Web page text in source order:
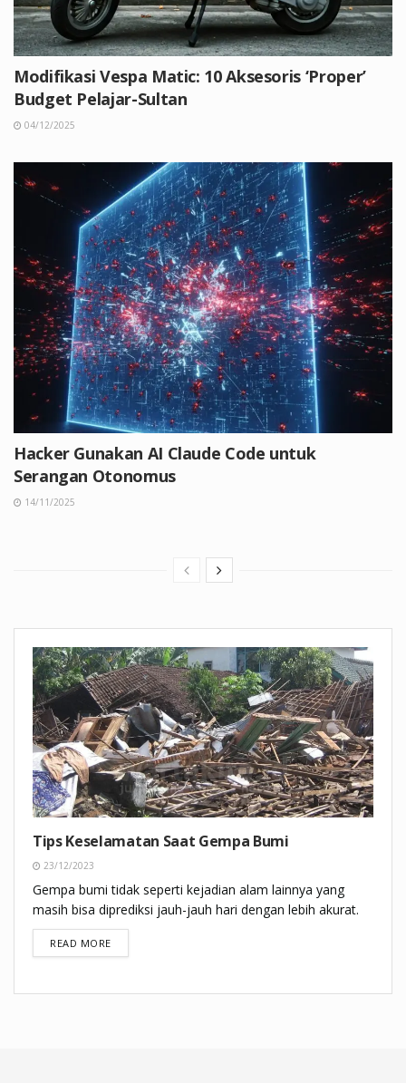
Modifikasi Vespa Matic: 10 Aksesoris ‘Proper’
Budget Pelajar-Sultan
04/12/2025
Hacker Gunakan AI Claude Code untuk
Serangan Otonomus
14/11/2025
Tips Keselamatan Saat Gempa Bumi
23/12/2023
Gempa bumi tidak seperti kejadian alam lainnya yang
masih bisa diprediksi jauh-jauh hari dengan lebih akurat.
READ MOREDETAILS